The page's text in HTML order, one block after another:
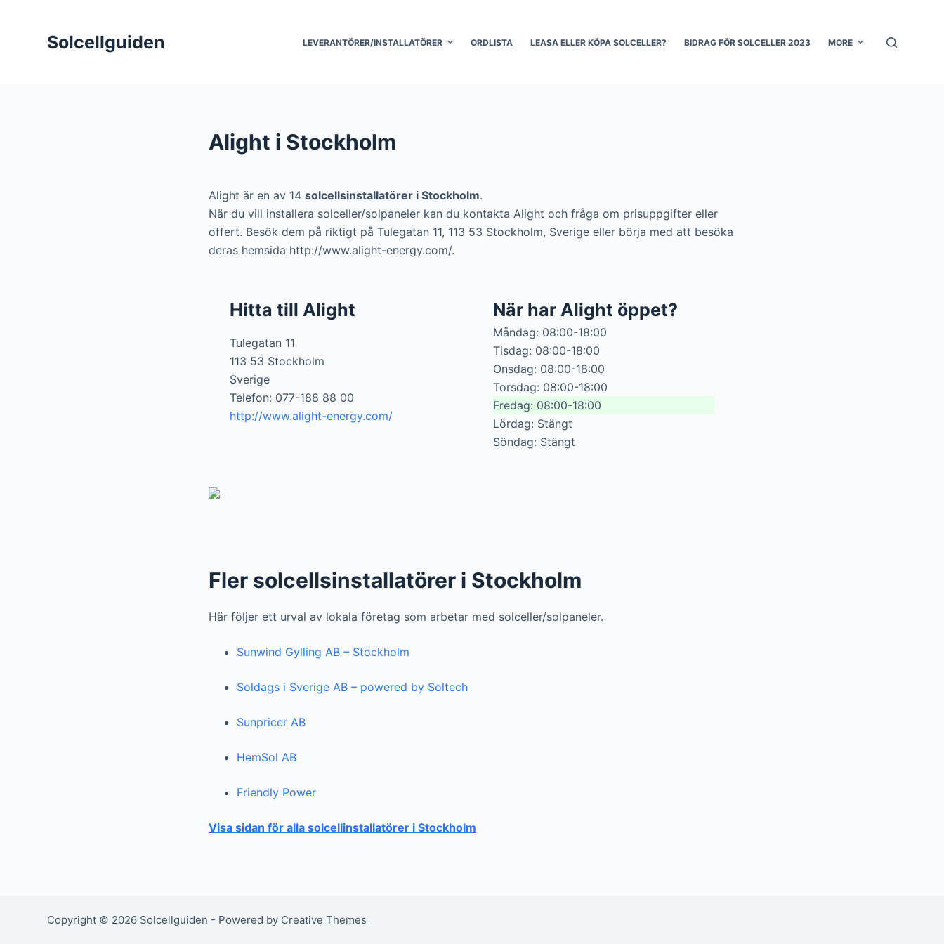
Solcellguiden LEVERANTÖRER/INSTALLATÖRER ORDLISTA LEASA ELLER KÖPA SOLCELLER? BIDRAG FÖR SOLCELLER 2023 MORE
Alight i Stockholm
Alight är en av 14 solcellsinstallatörer i Stockholm.
När du vill installera solceller/solpaneler kan du kontakta Alight och fråga om prisuppgifter eller
offert. Besök dem på riktigt på Tulegatan 11, 113 53 Stockholm, Sverige eller börja med att besöka
deras hemsida http://www.alight-energy.com/.
Hitta till Alight
Tulegatan 11
113 53 Stockholm
Sverige
Telefon: 077-188 88 00
http://www.alight-energy.com/
När har Alight öppet?
Måndag: 08:00-18:00
Tisdag: 08:00-18:00
Onsdag: 08:00-18:00
Torsdag: 08:00-18:00
Fredag: 08:00-18:00
Lördag: Stängt
Söndag: Stängt
Fler solcellsinstallatörer i Stockholm
Här följer ett urval av lokala företag som arbetar med solceller/solpaneler.
Sunwind Gylling AB – Stockholm
Soldags i Sverige AB – powered by Soltech
Sunpricer AB
HemSol AB
Friendly Power
Visa sidan för alla solcellinstallatörer i Stockholm
Copyright © 2026 Solcellguiden - Powered by Creative Themes